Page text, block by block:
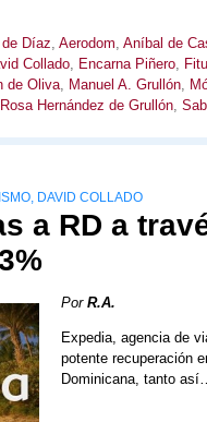
Díaz Aerodom Aníbal de
Collado, Encarna Piñero,
de Oliva, Manuel A. Grullón,
Rosa Hernández de Grullón,
DAVID COLLADO
a RD a
Por R.A.
Expedia, agencia de
potente recuperación
Dominicana, tanto